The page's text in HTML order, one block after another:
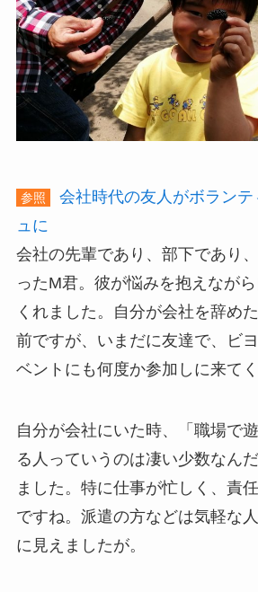
参照
会社時代の友人がボラン
ュに
会社の先輩であり、部下であり
ったM君。彼が悩みを抱えなが
くれました。自分が会社を辞め
前ですが、いまだに友達で、ビ
ベントにも何度か参加しに来てく
自分が会社にいた時、「職場で
る人っていうのは凄い少数なん
ました。特に仕事が忙しく、責
ですね。派遣の方などは気軽な
に見えましたが。